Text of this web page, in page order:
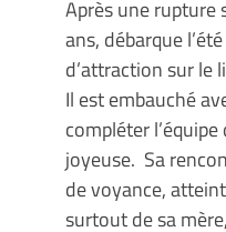
Après une rupture
ans, débarque
d’attraction sur le
Il est embauché
compléter
joyeuse. Sa
de voyance,
surtout de sa